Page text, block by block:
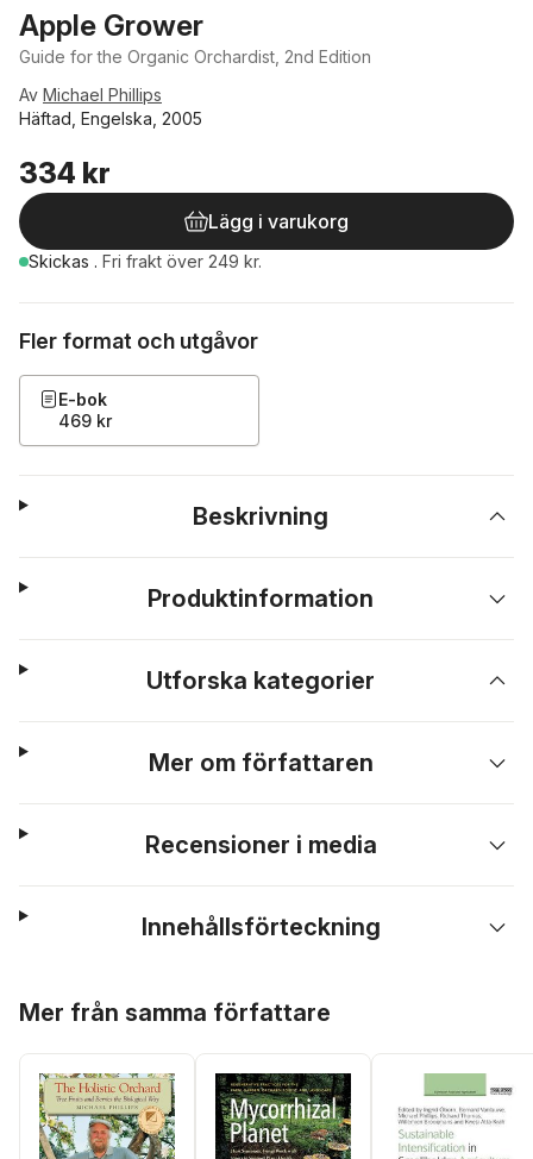
Apple Grower
Guide for the Organic Orchardist, 2nd Edition
Av Michael Phillips
Häftad, Engelska, 2005
334 kr
Lägg i varukorg
Skickas . Fri frakt över 249 kr.
Fler format och utgåvor
E-bok
469 kr
Beskrivning
Produktinformation
Utforska kategorier
Mer om författaren
Recensioner i media
Innehållsförteckning
Mer från samma författare